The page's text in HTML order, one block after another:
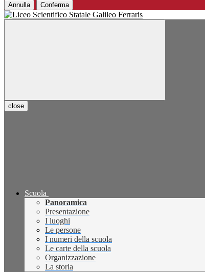
Annulla Conferma
close
Scuola
Panoramica
Presentazione
I luoghi
Le persone
I numeri della scuola
Le carte della scuola
Organizzazione
La storia